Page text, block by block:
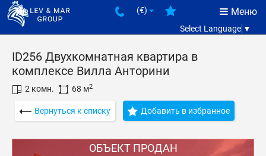
Меню
(€)
Select Language ▼
ID256 Двухкомнатная квартира в
комплексе Вилла Анторини
2 комн. 68 м2
Вернуться к списку Добавить в избранное
ОБЪЕКТ ПРОДАН